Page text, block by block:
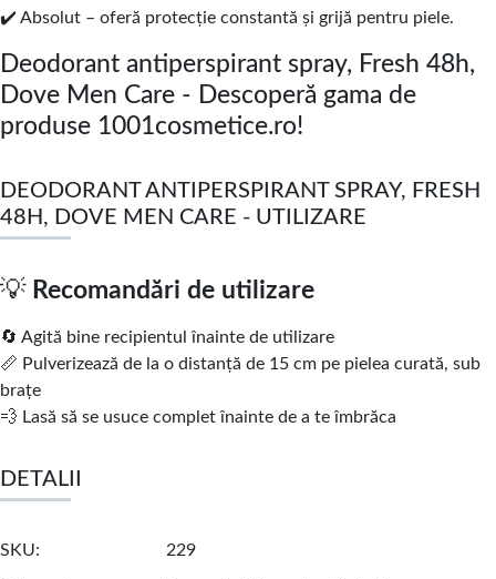
✔️ Absolut – oferă protecție constantă și grijă pentru piele.
Deodorant antiperspirant spray, Fresh 48h,
Dove Men Care - Descoperă gama de
produse 1001cosmetice.ro!
DEODORANT ANTIPERSPIRANT SPRAY, FRESH
48H, DOVE MEN CARE - UTILIZARE
💡 Recomandări de utilizare
🔄 Agită bine recipientul înainte de utilizare
📏 Pulverizează de la o distanță de 15 cm pe pielea curată, sub
brațe
💨 Lasă să se usuce complet înainte de a te îmbrăca
DETALII
SKU 229